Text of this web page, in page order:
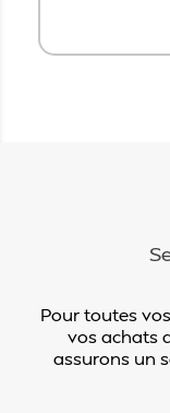
Pour toutes
vos achats
assurons un